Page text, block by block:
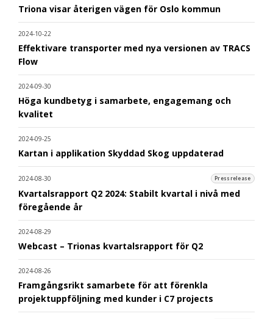
Triona visar återigen vägen för Oslo kommun
2024-10-22
Effektivare transporter med nya versionen av TRACS
Flow
2024-09-30
Höga kundbetyg i samarbete, engagemang och
kvalitet
2024-09-25
Kartan i applikation Skyddad Skog uppdaterad
2024-08-30 Pressrelease
Kvartalsrapport Q2 2024: Stabilt kvartal i nivå med
föregående år
2024-08-29
Webcast – Trionas kvartalsrapport för Q2
2024-08-26
Framgångsrikt samarbete för att förenkla
projektuppföljning med kunder i C7 projects